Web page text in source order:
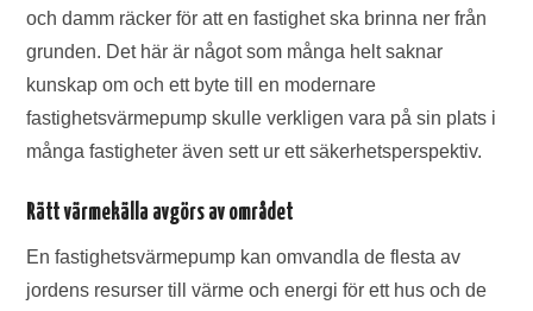
och damm räcker för att en fastighet ska brinna ner från
grunden. Det här är något som många helt saknar
kunskap om och ett byte till en modernare
fastighetsvärmepump skulle verkligen vara på sin plats i
många fastigheter även sett ur ett säkerhetsperspektiv.
Rätt värmekälla avgörs av området
En fastighetsvärmepump kan omvandla de flesta av
jordens resurser till värme och energi för ett hus och de